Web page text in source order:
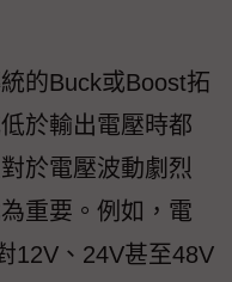
的Buck或Boost拓
於輸出電壓時都
於電壓波動劇烈
重要。例如，電
12V、24V甚至48V